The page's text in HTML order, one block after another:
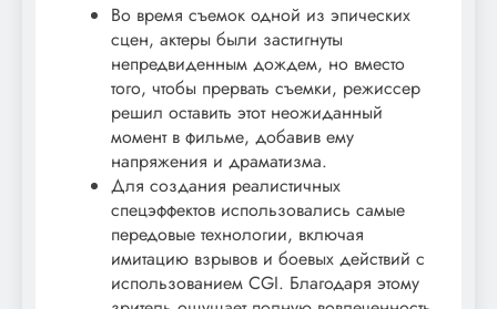
Во время съемок одной из эпических
сцен, актеры были застигнуты
непредвиденным дождем, но вместо
того, чтобы прервать съемки, режиссер
решил оставить этот неожиданный
момент в фильме, добавив ему
напряжения и драматизма.
Для создания реалистичных
спецэффектов использовались самые
передовые технологии, включая
имитацию взрывов и боевых действий с
использованием CGI. Благодаря этому